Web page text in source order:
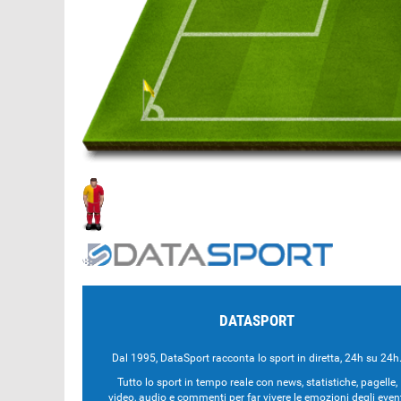
DATASPORT
Dal 1995, DataSport racconta lo sport in diretta, 24h su 24h.
Tutto lo sport in tempo reale con news, statistiche, pagelle,
video, audio e commenti per far vivere le emozioni degli